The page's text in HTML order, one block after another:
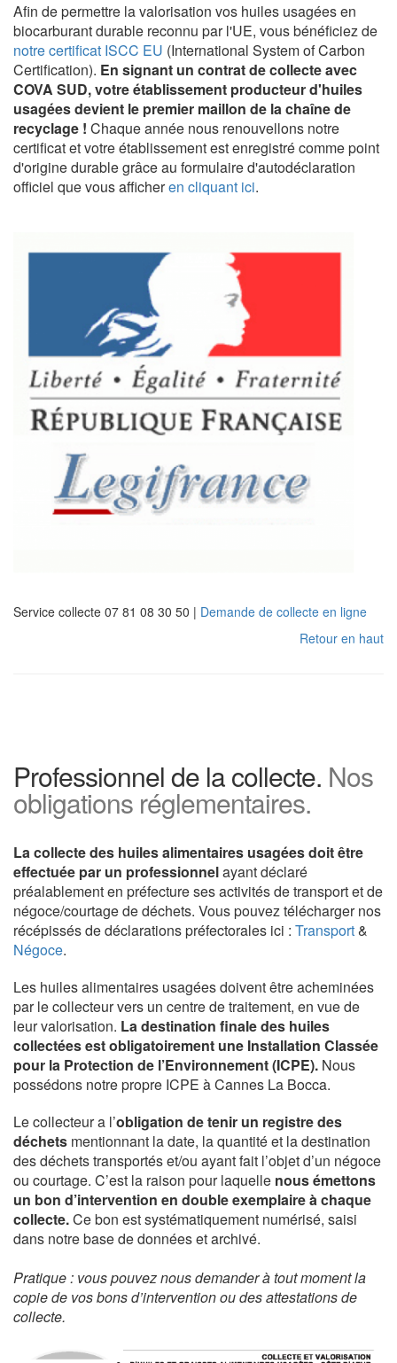
Afin de permettre la valorisation vos huiles usagées en
biocarburant durable reconnu par l'UE, vous bénéficiez de
notre certificat ISCC EU (International System of Carbon
Certification). En signant un contrat de collecte avec
COVA SUD, votre établissement producteur d'huiles
usagées devient le premier maillon de la chaîne de
recyclage ! Chaque année nous renouvellons notre
certificat et votre établissement est enregistré comme point
d'origine durable grâce au formulaire d'autodéclaration
officiel que vous afficheren cliquant ici.
Service collecte 07 81 08 30 50 | Demande de collecte en ligne
Retour en haut
Professionnel de la collecte. Nos
obligations réglementaires.
La collecte des huiles alimentaires usagées doit être
effectuée par un professionnelayant déclaré
préalablement en préfecture ses activités de transport et de
négoce/courtage de déchets. Vous pouvez télécharger nos
récépissés de déclarations préfectorales ici : Transport&
Négoce.
Les huiles alimentaires usagées doivent être acheminées
par le collecteur vers un centre de traitement, en vue de
leur valorisation. La destination finale des huiles
collectées est obligatoirement une Installation Classée
pour la Protection de l’Environnement (ICPE). Nous
possédons notre propre ICPE à Cannes La Bocca.
Le collecteur a l’obligation de tenir un registre des
déchets mentionnant la date, la quantité et la destination
des déchets transportés et/ou ayant fait l’objet d’un négoce
ou courtage. C’est la raison pour laquelle nous émettons
un bon d’intervention en double exemplaire à chaque
collecte.Ce bon est systématiquement numérisé, saisi
dans notre base de données et archivé.
Pratique : vous pouvez nous demander à tout moment la
copie de vos bons d’intervention ou des attestations de
collecte.